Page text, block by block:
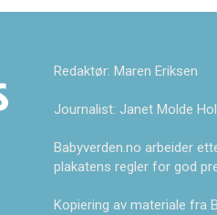
Redaktør: Maren Eriksen
Journalist: Janet Molde
Babyverden.no arbeider
plakatens regler for god
Kopiering av materiale fra